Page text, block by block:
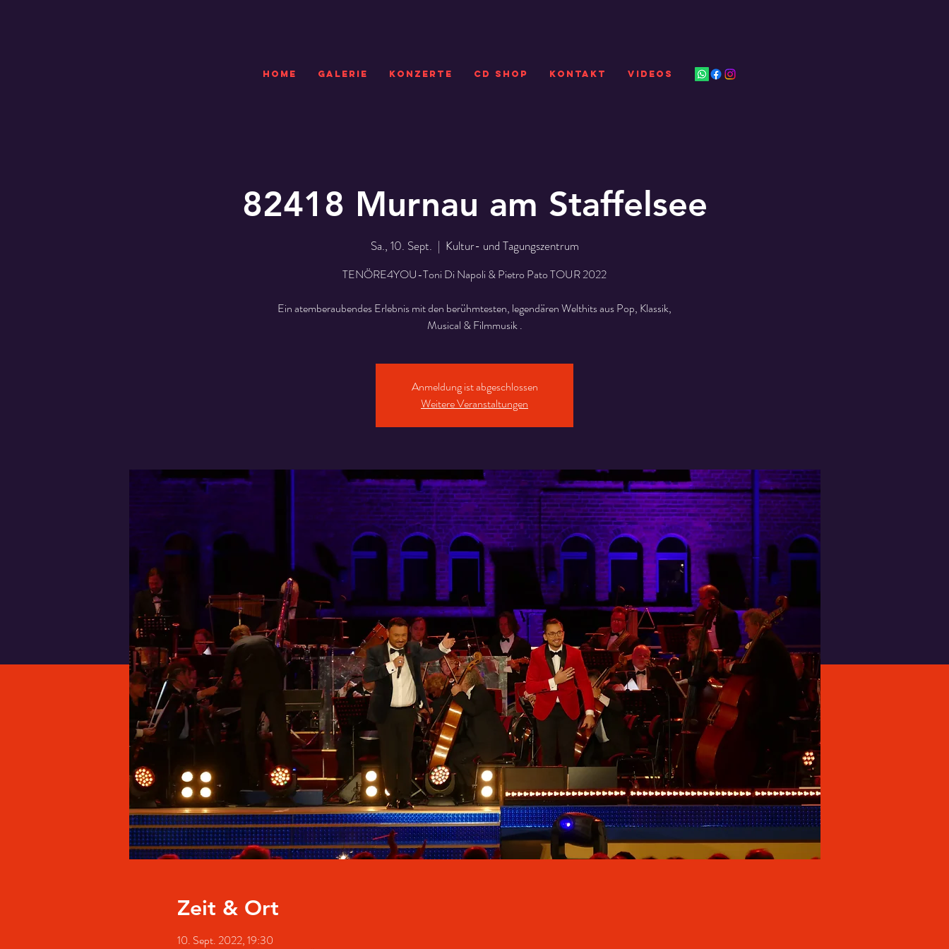
HOME GALERIE KONZERTE CD SHOP Kontakt VIDEOS
82418 Murnau am Staffelsee
Sa., 10. Sept.
  |
Kultur- und Tagungszentrum
TENÖRE4YOU-Toni Di Napoli & Pietro Pato TOUR 2022
Ein atemberaubendes Erlebnis mit den berühmtesten, legendären Welthits aus Pop, Klassik,
Musical & Filmmusik .
Anmeldung ist abgeschlossen
Weitere Veranstaltungen
Zeit & Ort
10. Sept. 2022, 19:30